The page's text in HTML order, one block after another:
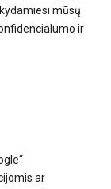
mūsų
ir
ar